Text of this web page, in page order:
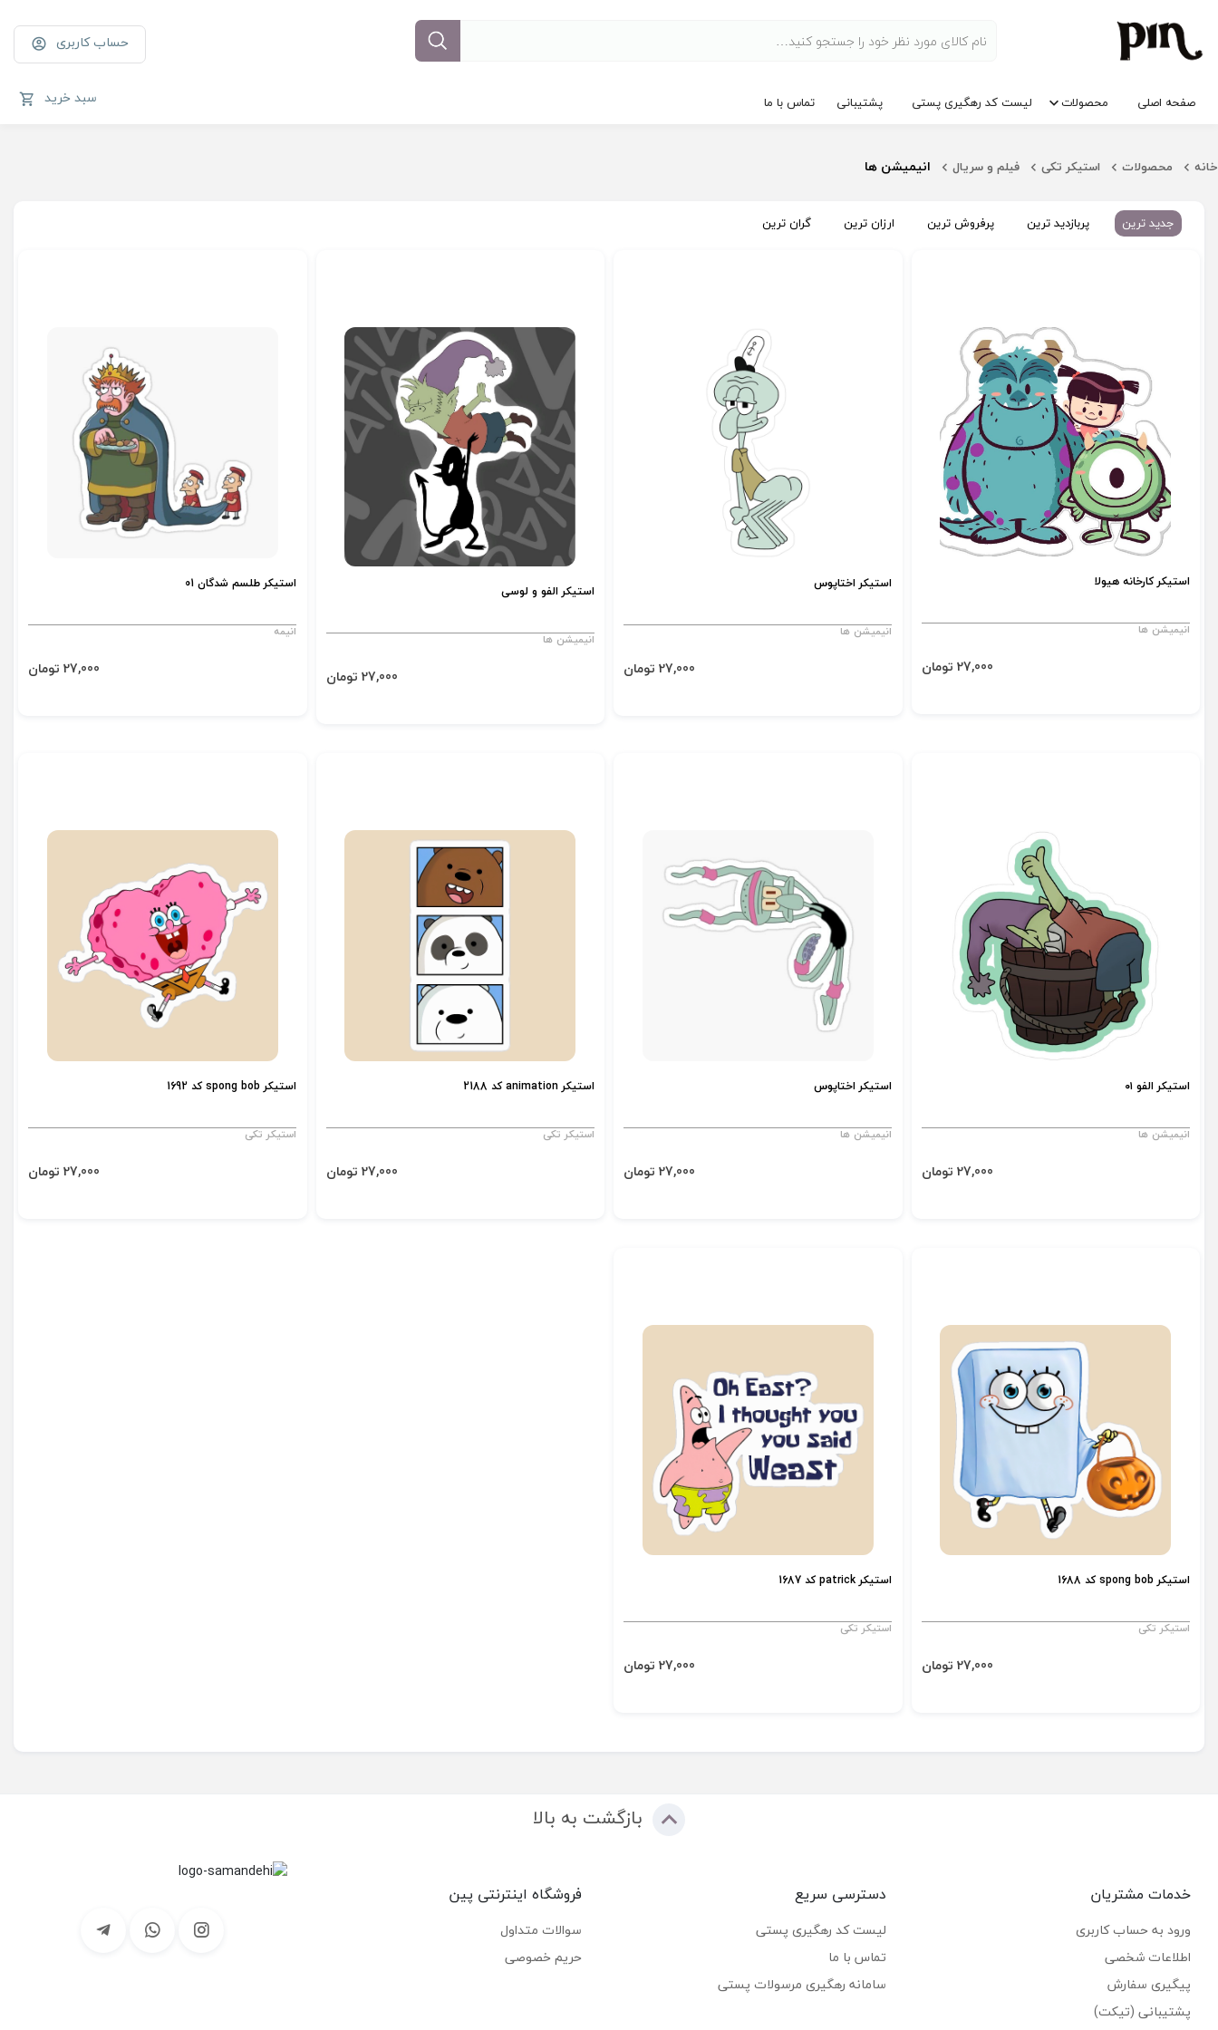
حساب کاربری
صفحه اصلی محصولات لیست کد رهگیری پستی پشتیبانی تماس با ما سبد خرید
خانه محصولات استیکر تکی فیلم و سریال انیمیشن ها
جدید ترین پربازدید ترین پرفروش ترین ارزان ترین گران ترین
استیکر کارخانه هیولا
انیمیشن ها
27,000 تومان
استیکر اختاپوس
انیمیشن ها
27,000 تومان
استیکر الفو و لوسی
انیمیشن ها
27,000 تومان
استیکر طلسم شدگان 01
انیمه
27,000 تومان
استیکر الفو ۰۱
انیمیشن ها
27,000 تومان
استیکر اختاپوس
انیمیشن ها
27,000 تومان
استیکر animation کد 2188
استیکر تکی
27,000 تومان
استیکر spong bob کد 1692
استیکر تکی
27,000 تومان
استیکر spong bob کد 1688
استیکر تکی
27,000 تومان
استیکر patrick کد 1687
استیکر تکی
27,000 تومان
بازگشت به بالا
خدمات مشتریان
ورود به حساب کاربری
اطلاعات شخصی
پیگیری سفارش
پشتیبانی (تیکت)
دسترسی سریع
لیست کد رهگیری پستی
تماس با ما
سامانه رهگیری مرسولات پستی
فروشگاه اینترنتی پین
سوالات متداول
حریم خصوصی